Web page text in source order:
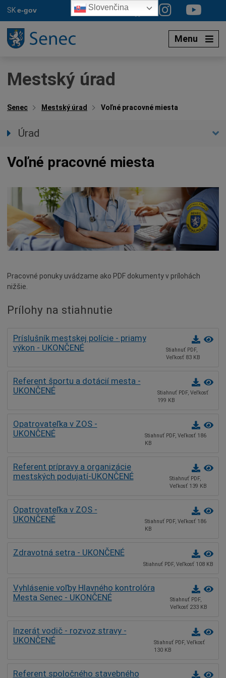
SKe-gov
Menu
Mestský úrad
Senec Mestský úrad Voľné pracovné miesta
Úrad
Úradné hodiny
Oznamy mesta
Agendy (Životné situácie)
Povinné zverejňovanie
Rozpočet mesta
Voľné pracovné miesta
Archív pracovných ponúk
Komunikácia v maďarskom jazyku
Voľné pracovné miesta
Pracovné ponuky uvádzame ako PDF dokumenty v prílohách
nižšie.
Prílohy na stiahnutie
Príslušník mestskej polície - priamy
výkon - UKONČENÉ
Stiahnuť PDF,
Veľkosť 83 KB
Referent športu a dotácií mesta -
UKONČENÉ
Stiahnuť PDF, Veľkosť
199 KB
Opatrovateľka v ZOS -
UKONČENÉ
Stiahnuť PDF, Veľkosť 186
KB
Referent prípravy a organizácie
mestských podujatí-UKONČENÉ
Stiahnuť PDF,
Veľkosť 139 KB
Opatrovateľka v ZOS -
UKONČENÉ
Stiahnuť PDF, Veľkosť 186
KB
Zdravotná setra - UKONČENÉ
Stiahnuť PDF, Veľkosť 108 KB
Vyhlásenie voľby Hlavného kontrolóra
Mesta Senec - UKONČENÉ
Stiahnuť PDF,
Veľkosť 233 KB
Inzerát vodič - rozvoz stravy -
UKONČENÉ
Stiahnuť PDF, Veľkosť
130 KB
Referent spoločného stavebného
Slovenčina